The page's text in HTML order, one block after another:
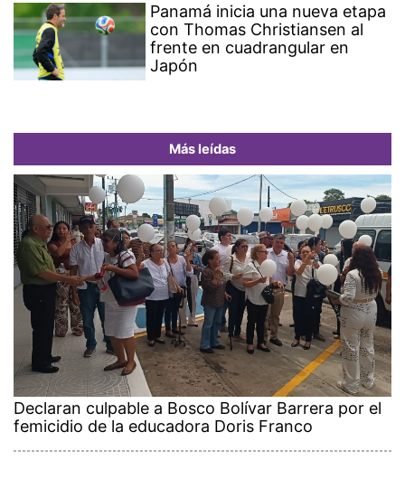
Panamá inicia una nueva etapa
con Thomas Christiansen al
frente en cuadrangular en
Japón
Más leídas
Declaran culpable a Bosco Bolívar Barrera por el
femicidio de la educadora Doris Franco